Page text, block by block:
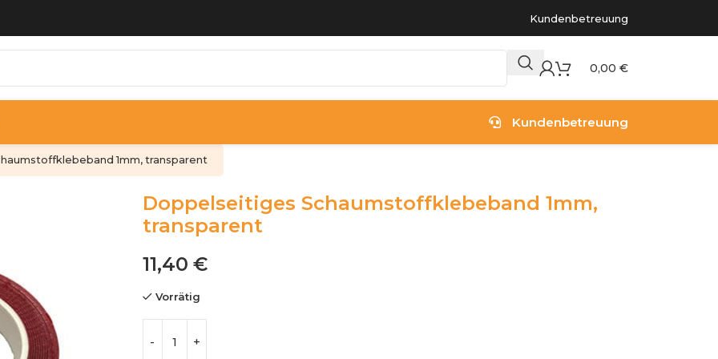
Kundenbetreuung
0,00 €
Kundenbetreuung
1mm, transparent
Doppelseitiges Schaumstoffklebeband 1mm,
transparent
11,40 €
Vorrätig